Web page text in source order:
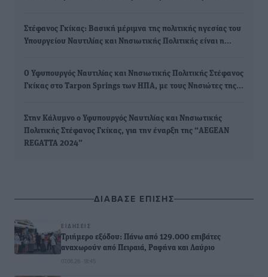
Στέφανος Γκίκας: Βασική μέριμνα της πολιτικής ηγεσίας του
Υπουργείου Ναυτιλίας και Νησιωτικής Πολιτικής είναι η…
Ο Υφυπουργός Ναυτιλίας και Νησιωτικής Πολιτικής Στέφανος
Γκίκας στο Tarpon Springs των ΗΠΑ, με τους Νησιώτες της…
Στην Κάλυμνο ο Υφυπουργός Ναυτιλίας και Νησιωτικής
Πολιτικής Στέφανος Γκίκας, για την έναρξη της “AEGEAN
REGATTA 2024”
ΔΙΑΒΑΣΕ ΕΠΙΣΗΣ
ΕΙΔΉΣΕΙΣ
Τριήμερο εξόδου: Πάνω από 129.000 επιβάτες
αναχωρούν από Πειραιά, Ραφήνα και Λαύριο
07.08.26 · 18:45